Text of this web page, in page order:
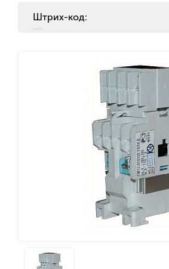
Штрих-код: